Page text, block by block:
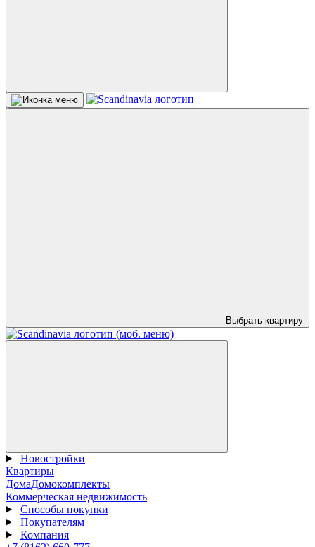
Выбрать квартиру
Новостройки
Квартиры
ДомаДомокомплекты
Коммерческая недвижимость
Способы покупки
Покупателям
Компания